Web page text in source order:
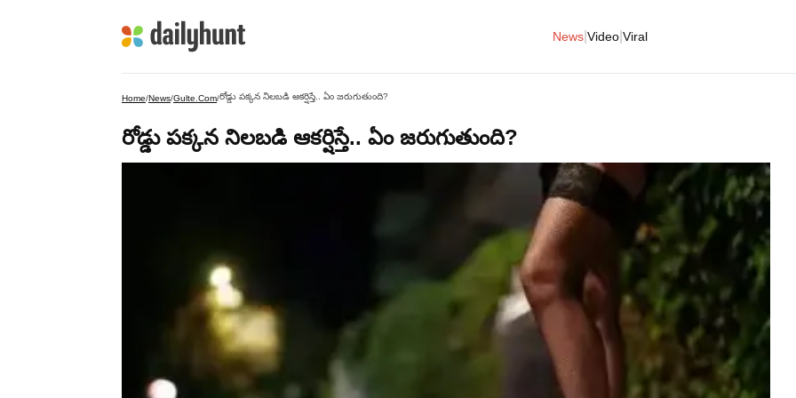
News Video Viral
Home/News/Gulte.com/రోడ్డు పక్కన నిలబడి ఆకర్షిస్తే.. ఏం జరుగుతుంది?
రోడ్డు పక్కన నిలబడి ఆకర్షిస్తే.. ఏం జరుగుతుంది?